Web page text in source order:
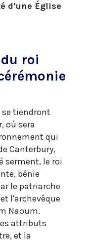
d’une Église
roi
se tiendront
où sera
qui
Canterbury,
serment, le roi
bénie
le patriarche
l'archevêque
Naoum.
attributs
et la